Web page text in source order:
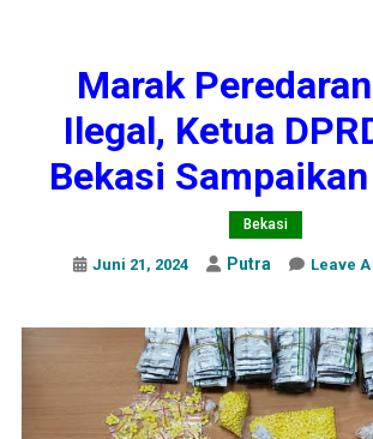
Marak
Ilegal, Ketua
Bekasi
Bekasi
Juni 21, 2024 Putra Leave